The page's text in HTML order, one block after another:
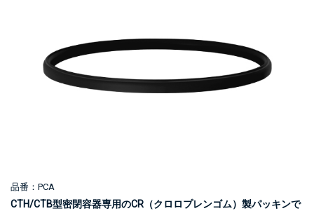
品番：PCA
CTH/CTB型密閉容器専用のCR（クロロプレンゴム）製パッキンで